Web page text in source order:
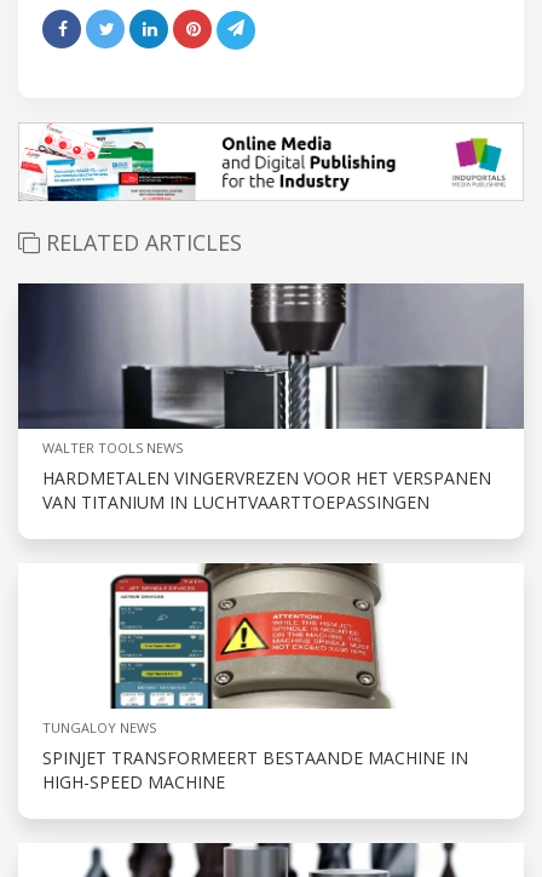
RELATED ARTICLES
WALTER TOOLS NEWS
HARDMETALEN VINGERVREZEN VOOR HET VERSPANEN
VAN TITANIUM IN LUCHTVAARTTOEPASSINGEN
TUNGALOY NEWS
SPINJET TRANSFORMEERT BESTAANDE MACHINE IN
HIGH-SPEED MACHINE